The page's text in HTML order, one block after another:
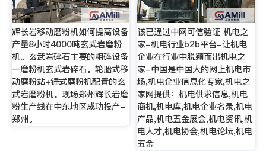
辉长岩移动磨粉机如何提高设备
产量8小时4000吨玄武岩磨粉
机。玄武岩碎石主要的粗碎设备
—磨粉机玄武岩碎石。轮胎式移
动磨粉站+锤式磨粉机配置的玄
武岩磨粉机。现场郑州辉长岩磨
粉生产线在中东地区成功投产-
郑州。
该已通过中网可信验证 机电之
家-机电行业b2b平台-让机电
企业在行业中脱颖而出机电之
家-中国是中国大的网上机电市
场,机电企业信息化专家,机电之
家网提供：机电供求信息,机电
商机,机电库,机电企业名录,机电
产品,机电五金展会,机电资讯,机
电人才,机电协会,机电论坛,机电
五金